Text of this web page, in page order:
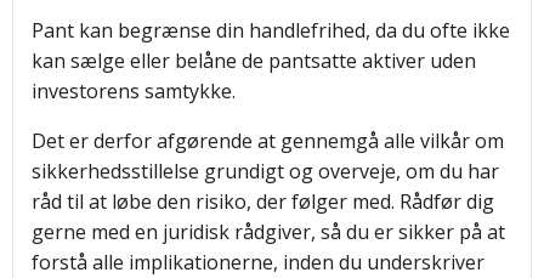
Pant kan begrænse din handlefrihed, da du ofte ikke
kan sælge eller belåne de pantsatte aktiver uden
investorens samtykke.
Det er derfor afgørende at gennemgå alle vilkår om
sikkerhedsstillelse grundigt og overveje, om du har
råd til at løbe den risiko, der følger med. Rådfør dig
gerne med en juridisk rådgiver, så du er sikker på at
forstå alle implikationerne, inden du underskriver